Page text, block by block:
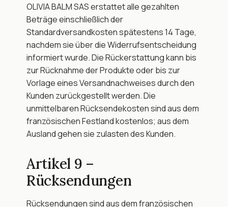
OLIVIA BALM SAS erstattet alle gezahlten
Beträge einschließlich der
Standardversandkosten spätestens 14 Tage,
nachdem sie über die Widerrufsentscheidung
informiert wurde. Die Rückerstattung kann bis
zur Rücknahme der Produkte oder bis zur
Vorlage eines Versandnachweises durch den
Kunden zurückgestellt werden. Die
unmittelbaren Rücksendekosten sind aus dem
französischen Festland kostenlos; aus dem
Ausland gehen sie zulasten des Kunden.
Artikel 9 –
Rücksendungen
Rücksendungen sind aus dem französischen